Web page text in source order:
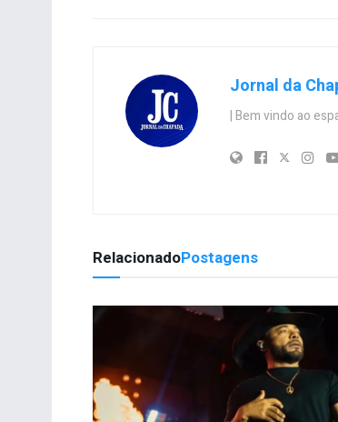
Jornal da
| Bem vindo ao
RelacionadoPostagens